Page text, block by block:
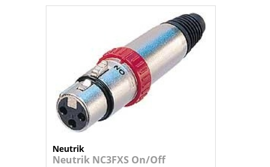
Neutrik
Neutrik NC3FXS On/Off